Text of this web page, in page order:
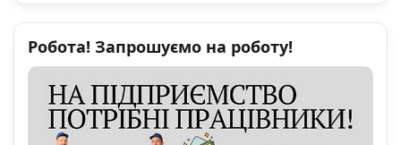
Робота! Запрошуємо на роботу!